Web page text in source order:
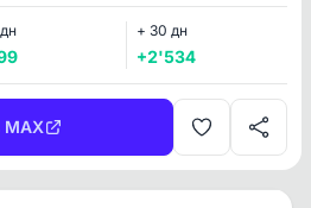
+ 30 дн
+2'534